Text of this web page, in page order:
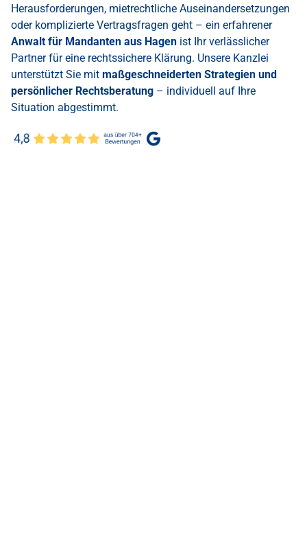
Herausforderungen, mietrechtliche Auseinandersetzungen
oder komplizierte Vertragsfragen geht – ein erfahrener
Anwalt für Mandanten aus Hagen ist Ihr verlässlicher
Partner für eine rechtssichere Klärung. Unsere Kanzlei
unterstützt Sie mit maßgeschneiderten Strategien und
persönlicher Rechtsberatung – individuell auf Ihre
Situation abgestimmt.